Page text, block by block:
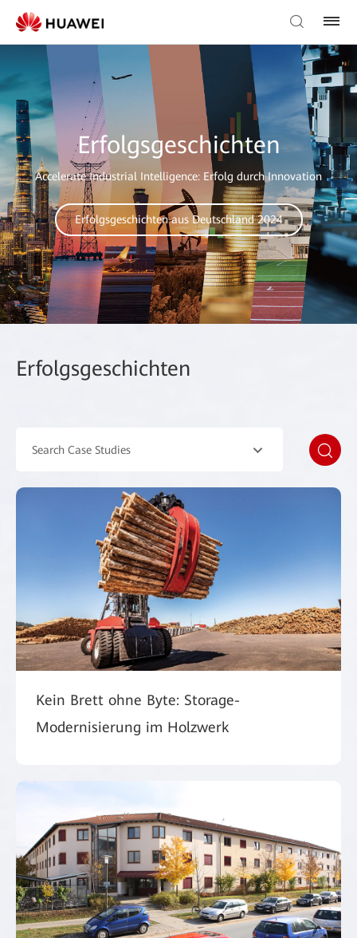
Erfolgsgeschichten
Accelerate Industrial Intelligence: Erfolg durch Innovation
Erfolgsgeschichten aus Deutschland 2024
Erfolgsgeschichten
Search Case Studies
Kein Brett ohne Byte: Storage-
Modernisierung im Holzwerk